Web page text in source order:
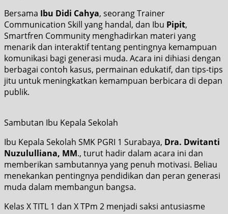
Bersama Ibu Didi Cahya, seorang Trainer
Communication Skill yang handal, dan Ibu Pipit,
Smartfren Community menghadirkan materi yang
menarik dan interaktif tentang pentingnya kemampuan
komunikasi bagi generasi muda. Acara ini dihiasi dengan
berbagai contoh kasus, permainan edukatif, dan tips-tips
jitu untuk meningkatkan kemampuan berbicara di depan
publik.
Sambutan Ibu Kepala Sekolah
Ibu Kepala Sekolah SMK PGRI 1 Surabaya, Dra. Dwitanti
Nuzululliana, MM., turut hadir dalam acara ini dan
memberikan sambutannya yang penuh motivasi. Beliau
menekankan pentingnya pendidikan dan peran generasi
muda dalam membangun bangsa.
Kelas X TITL 1 dan X TPm 2 menjadi saksi antusiasme